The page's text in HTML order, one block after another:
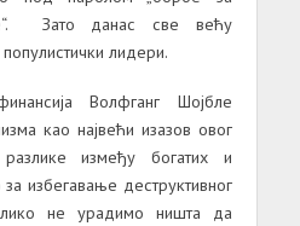
Зато данас све већу
лидери.
Волфганг Шојбле
као највећи изазов овог
између богатих и
избегавање деструктивног
не урадимо ништа да